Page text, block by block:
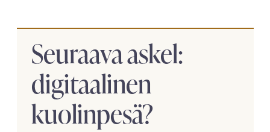
Seuraava askel:
digitaalinen
kuolinpesä?